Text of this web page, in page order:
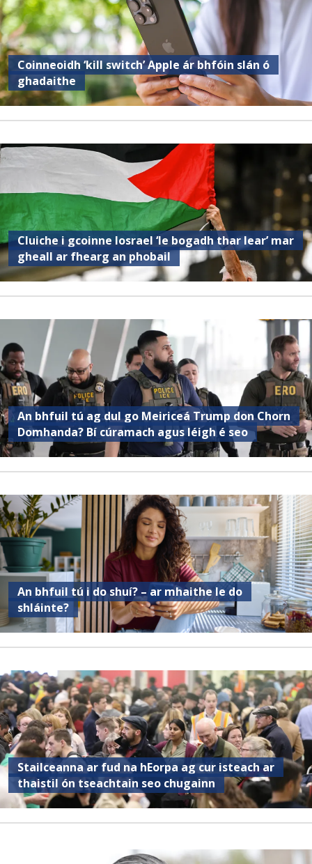
Coinneoidh ‘kill switch’ Apple ár bhfóin slán ó
ghadaithe
Cluiche i gcoinne Iosrael ‘le bogadh thar lear’ mar
gheall ar fhearg an phobail
An bhfuil tú ag dul go Meiriceá Trump don Chorn
Domhanda? Bí cúramach agus léigh é seo
An bhfuil tú i do shuí? – ar mhaithe le do
shláinte?
Stailceanna ar fud na hEorpa ag cur isteach ar
thaistil ón tseachtain seo chugainn